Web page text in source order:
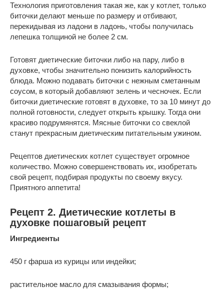
Технология приготовления такая же, как у котлет, только
биточки делают меньше по размеру и отбивают,
перекидывая из ладони в ладонь, чтобы получилась
лепешка толщиной не более 2 см.
Готовят диетические биточки либо на пару, либо в
духовке, чтобы значительно понизить калорийность
блюда. Можно подавать биточки с нежным сметанным
соусом, в который добавляют зелень и чесночек. Если
биточки диетические готовят в духовке, то за 10 минут до
полной готовности, следует открыть крышку. Тогда они
красиво подрумянятся. Мясные биточки со свеклой
станут прекрасным диетическим питательным ужином.
Рецептов диетических котлет существует огромное
количество. Можно совершенствовать их, изобретать
свой рецепт, подбирая продукты по своему вкусу.
Приятного аппетита!
Рецепт 2. Диетические котлеты в
духовке пошаговый рецепт
Ингредиенты
450 г фарша из курицы или индейки;
растительное масло для смазывания формы;